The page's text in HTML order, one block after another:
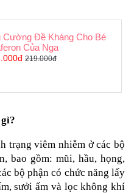
Cường Đề Kháng Cho Bé
Của Nga
219.000đ
trạng viêm nhiễm ở các bộ
bao gồm: mũi, hầu, họng,
bộ phận có chức năng lấy
sưởi ấm và lọc không khí